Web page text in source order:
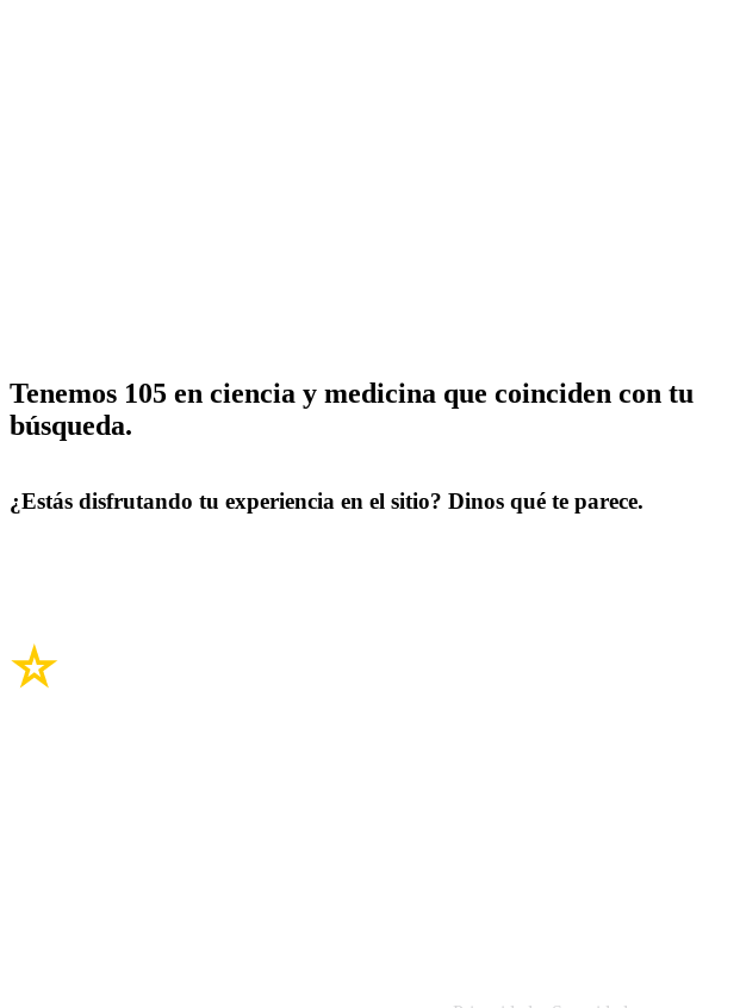
Tenemos 105 en ciencia y medicina que coinciden con tu
búsqueda.
¿Estás disfrutando tu experiencia en el sitio? Dinos qué te parece.